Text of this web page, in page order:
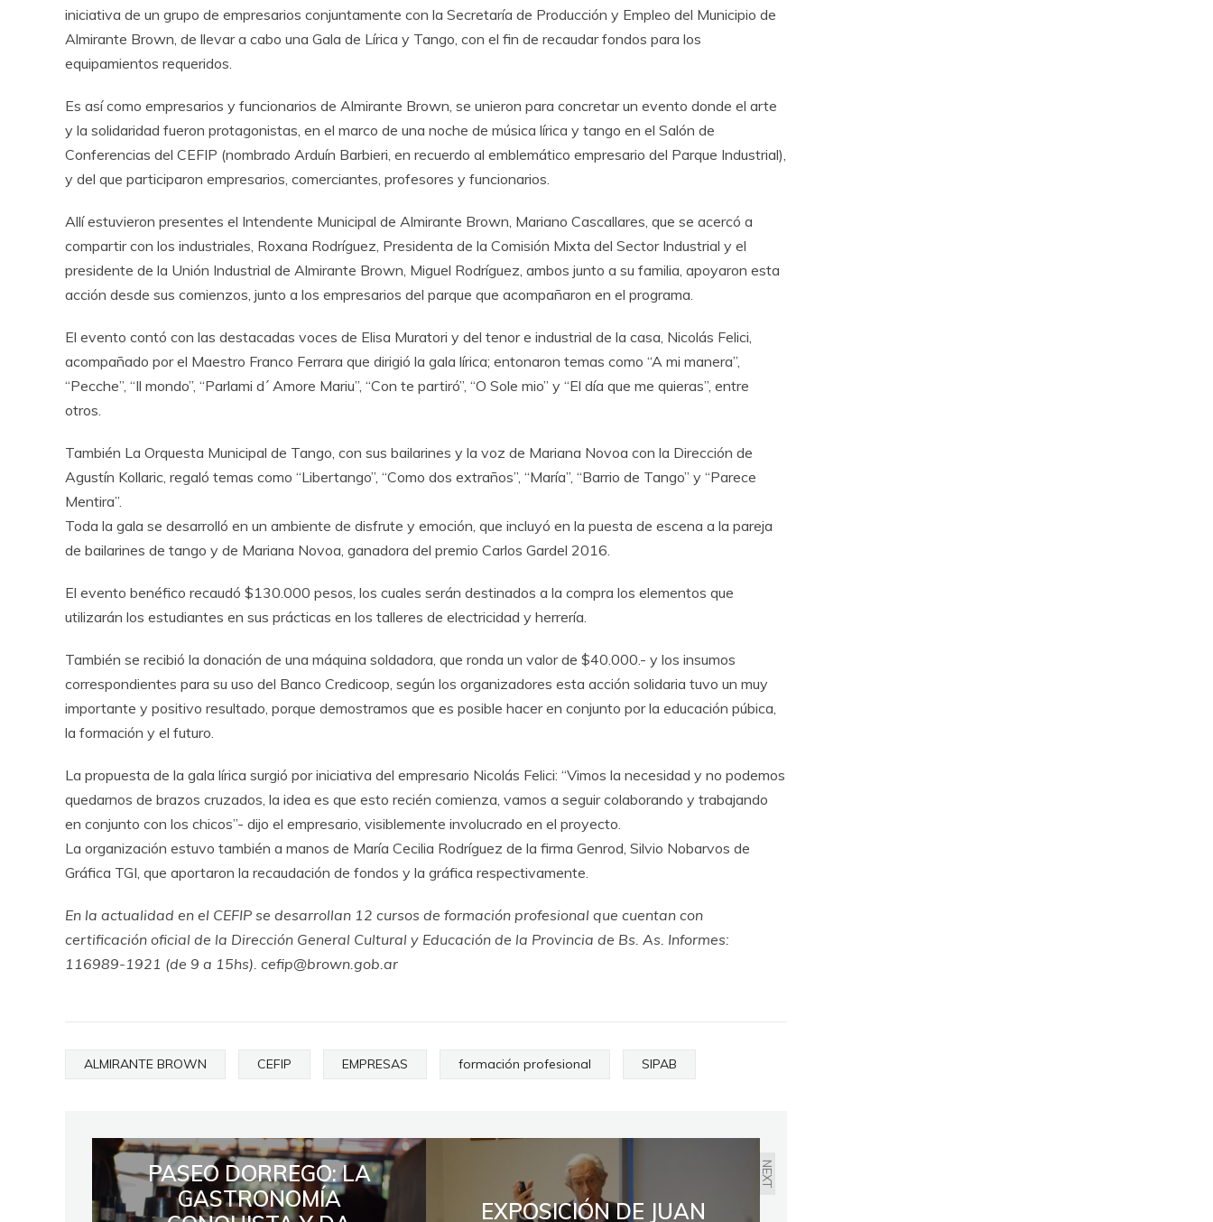
iniciativa de un grupo de empresarios conjuntamente con la Secretaría de Producción y Empleo del Municipio de
Almirante Brown, de llevar a cabo una Gala de Lírica y Tango, con el fin de recaudar fondos para los
equipamientos requeridos.
Es así como empresarios y funcionarios de Almirante Brown, se unieron para concretar un evento donde el arte
y la solidaridad fueron protagonistas, en el marco de una noche de música lírica y tango en el Salón de
Conferencias del CEFIP (nombrado Arduín Barbieri, en recuerdo al emblemático empresario del Parque Industrial),
y del que participaron empresarios, comerciantes, profesores y funcionarios.
Allí estuvieron presentes el Intendente Municipal de Almirante Brown, Mariano Cascallares, que se acercó a
compartir con los industriales, Roxana Rodríguez, Presidenta de la Comisión Mixta del Sector Industrial y el
presidente de la Unión Industrial de Almirante Brown, Miguel Rodríguez, ambos junto a su familia, apoyaron esta
acción desde sus comienzos, junto a los empresarios del parque que acompañaron en el programa.
El evento contó con las destacadas voces de Elisa Muratori y del tenor e industrial de la casa, Nicolás Felici,
acompañado por el Maestro Franco Ferrara que dirigió la gala lírica; entonaron temas como “A mi manera”,
“Pecche”, “Il mondo”, “Parlami d´ Amore Mariu”, “Con te partiró”, “O Sole mio” y “El día que me quieras”, entre
otros.
También La Orquesta Municipal de Tango, con sus bailarines y la voz de Mariana Novoa con la Dirección de
Agustín Kollaric, regaló temas como “Libertango”, “Como dos extraños”, “María”, “Barrio de Tango” y “Parece
Mentira”.
Toda la gala se desarrolló en un ambiente de disfrute y emoción, que incluyó en la puesta de escena a la pareja
de bailarines de tango y de Mariana Novoa, ganadora del premio Carlos Gardel 2016.
El evento benéfico recaudó $130.000 pesos, los cuales serán destinados a la compra los elementos que
utilizarán los estudiantes en sus prácticas en los talleres de electricidad y herrería.
También se recibió la donación de una máquina soldadora, que ronda un valor de $40.000.- y los insumos
correspondientes para su uso del Banco Credicoop, según los organizadores esta acción solidaria tuvo un muy
importante y positivo resultado, porque demostramos que es posible hacer en conjunto por la educación púbica,
la formación y el futuro.
La propuesta de la gala lírica surgió por iniciativa del empresario Nicolás Felici: “Vimos la necesidad y no podemos
quedarnos de brazos cruzados, la idea es que esto recién comienza, vamos a seguir colaborando y trabajando
en conjunto con los chicos”- dijo el empresario, visiblemente involucrado en el proyecto.
La organización estuvo también a manos de María Cecilia Rodríguez de la firma Genrod, Silvio Nobarvos de
Gráfica TGI, que aportaron la recaudación de fondos y la gráfica respectivamente.
En la actualidad en el CEFIP se desarrollan 12 cursos de formación profesional que cuentan con
certificación oficial de la Dirección General Cultural y Educación de la Provincia de Bs. As. Informes:
116989-1921 (de 9 a 15hs). cefip@brown.gob.ar
ALMIRANTE BROWN CEFIP EMPRESAS formación profesional SIPAB
PASEO DORREGO: LA
GASTRONOMÍA
NEXT
EXPOSICIÓN DE JUAN